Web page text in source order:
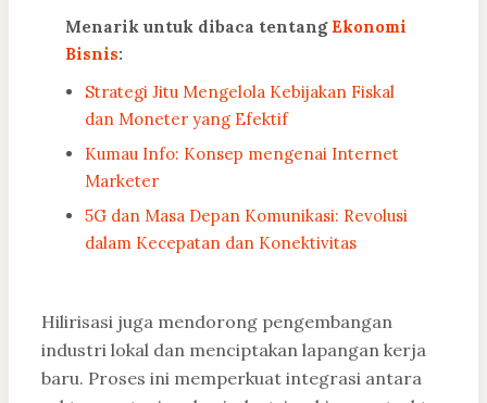
Menarik untuk dibaca tentang Ekonomi
Bisnis:
Strategi Jitu Mengelola Kebijakan Fiskal
dan Moneter yang Efektif
Kumau Info: Konsep mengenai Internet
Marketer
5G dan Masa Depan Komunikasi: Revolusi
dalam Kecepatan dan Konektivitas
Hilirisasi juga mendorong pengembangan
industri lokal dan menciptakan lapangan kerja
baru. Proses ini memperkuat integrasi antara